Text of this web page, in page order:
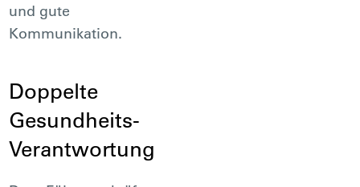
und gute
Kommunikation.
Doppelte
Gesundheits-
Verantwortung